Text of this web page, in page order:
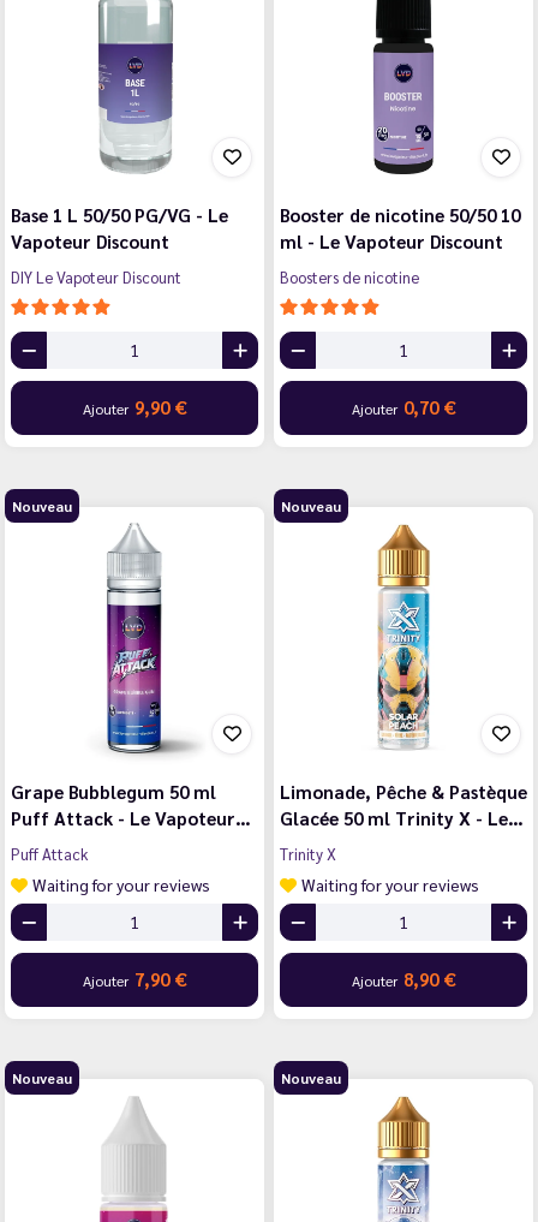
Base 1 L 50/50 PG/VG - Le
Vapoteur Discount
DIY Le Vapoteur Discount
Ajouter 9,90 €
Booster de nicotine 50/50 10
ml - Le Vapoteur Discount
Boosters de nicotine
Ajouter 0,70 €
Nouveau
Grape Bubblegum 50 ml
Puff Attack - Le Vapoteur…
Puff Attack
Waiting for your reviews
Ajouter 7,90 €
Nouveau
Limonade, Pêche & Pastèque
Glacée 50 ml Trinity X - Le…
Trinity X
Waiting for your reviews
Ajouter 8,90 €
Nouveau Nouveau